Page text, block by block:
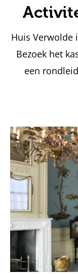
Huis Verwolde
Bezoek het
een